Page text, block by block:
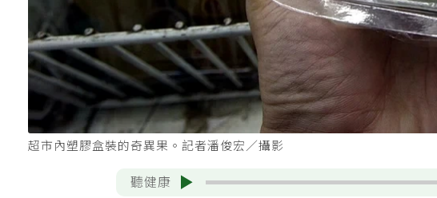
超市內塑膠盒裝的奇異果。記者潘俊宏／攝影
聽健康